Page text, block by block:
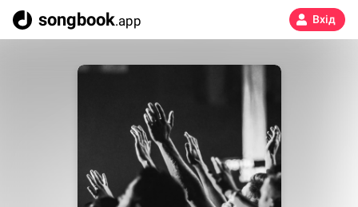
songbook.app Вхід